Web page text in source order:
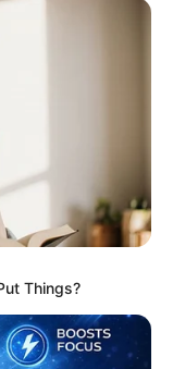
2001
Things?